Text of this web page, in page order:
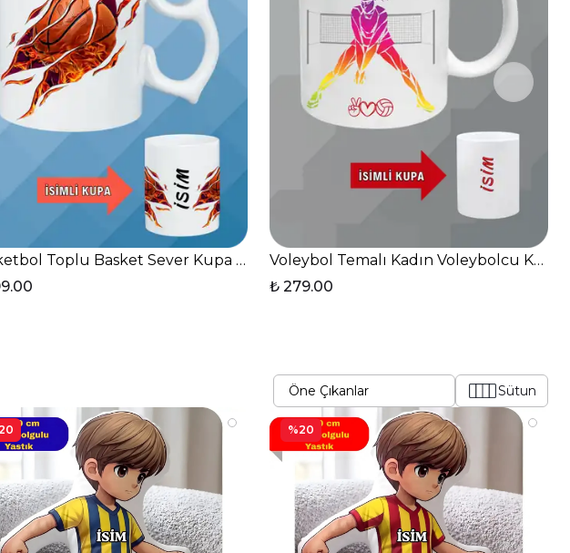
Bardak Çay Kahve Fincanı-2
Toplu Basket Sever Kupa Bardak Çay Kahve Fincanı-1
Voleybol Temalı Kadın Voleybolcu Kupa
₺ 279.00
Sütun
%20